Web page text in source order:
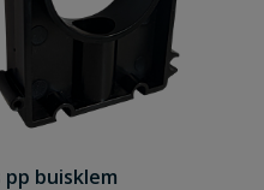
pp buisklem